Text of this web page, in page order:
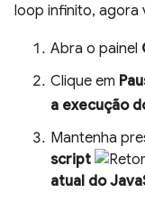
loop infinito, agora
Abra o painel
Clique em
a execução
Mantenha
script
atual do